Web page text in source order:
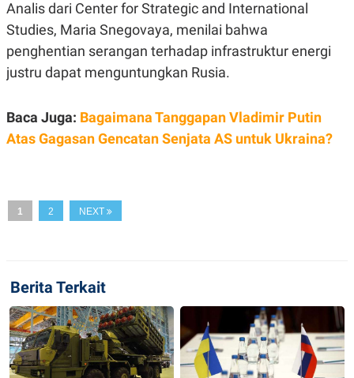
C
A
D
M
L
E
A
E
I
L
A
N
A
N
K
I
N
E
M
E
P
A
P
E
R
A
D
V
E
R
T
I
Analis dari Center for Strategic and International
Studies, Maria Snegovaya, menilai bahwa
penghentian serangan terhadap infrastruktur energi
justru dapat menguntungkan Rusia.
Baca Juga: Bagaimana Tanggapan Vladimir Putin
Atas Gagasan Gencatan Senjata AS untuk Ukraina?
1 2 NEXT
Berita Terkait